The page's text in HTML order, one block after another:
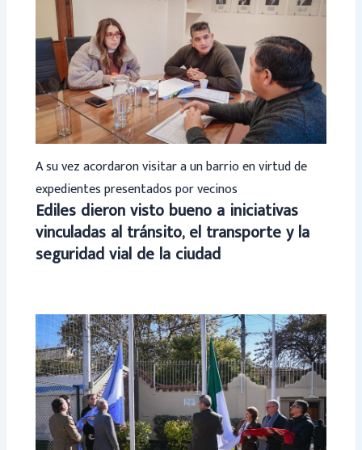
A su vez acordaron visitar a un barrio en virtud de
expedientes presentados por vecinos
Ediles dieron visto bueno a iniciativas
vinculadas al tránsito, el transporte y la
seguridad vial de la ciudad